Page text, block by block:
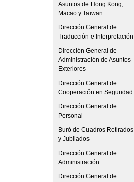
Asuntos de Hong Kong,
Macao y Taiwan
Dirección General de
Traducción e Interpretación
Dirección General de
Administración de Asuntos
Exteriores
Dirección General de
Cooperación en Seguridad
Dirección General de
Personal
Buró de Cuadros Retirados
y Jubilados
Dirección General de
Administración
Dirección General de